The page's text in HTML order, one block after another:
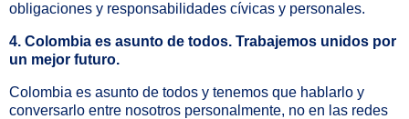
obligaciones y responsabilidades cívicas y personales.
4. Colombia es asunto de todos. Trabajemos unidos por
un mejor futuro.
Colombia es asunto de todos y tenemos que hablarlo y
conversarlo entre nosotros personalmente, no en las redes